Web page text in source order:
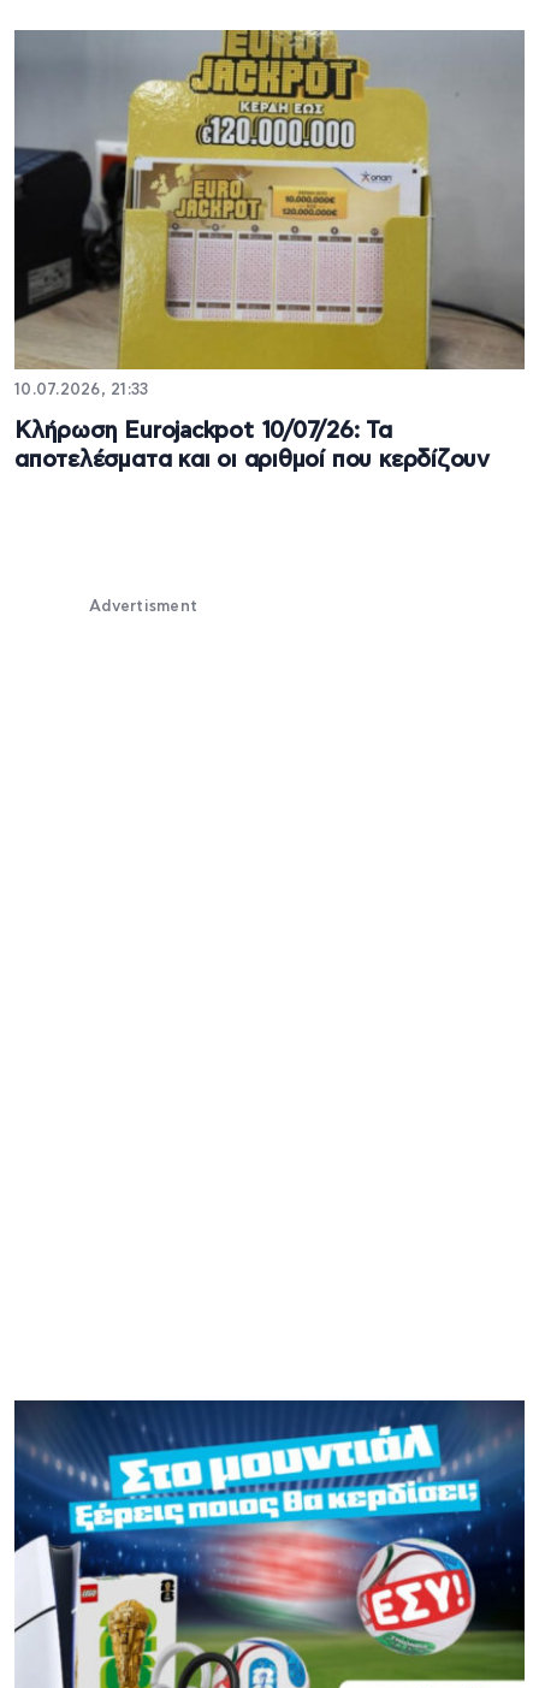
10.07.2026, 21:33
Κλήρωση Eurojackpot 10/07/26: Τα
αποτελέσματα και οι αριθμοί που κερδίζουν
Advertisment